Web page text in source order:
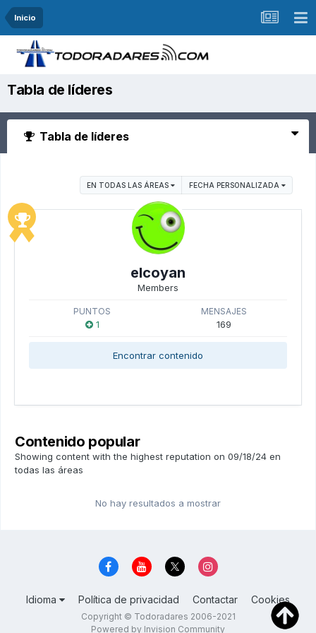
Inicio
Tabla de líderes
Tabla de líderes
EN TODAS LAS ÁREAS FECHA PERSONALIZADA
elcoyan
Members
PUNTOS
1
MENSAJES
169
Encontrar contenido
Contenido popular
Showing content with the highest reputation on 09/18/24 en
todas las áreas
No hay resultados a mostrar
Idioma Política de privacidad Contactar Cookies
Copyright © Todoradares 2006-2021
Powered by Invision Community